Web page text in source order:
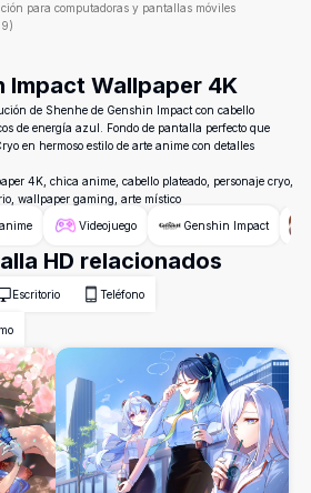
para computadoras y pantallas móviles
9)
Impact Wallpaper 4K
de Shenhe de Genshin Impact con cabello
de energía azul. Fondo de pantalla perfecto que
en hermoso estilo de arte anime con detalles
4K, chica anime, cabello plateado, personaje cryo,
wallpaper gaming, arte místico
Videojuego Genshin Impact
HD relacionados
Escritorio Teléfono